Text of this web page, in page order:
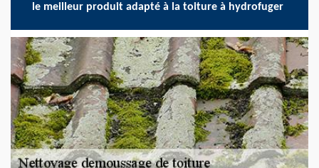
le meilleur produit adapté à la toiture à hydrofuger